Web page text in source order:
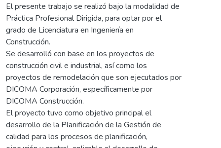
El presente trabajo se realizó bajo la modalidad de
Práctica Profesional Dirigida, para optar por el
grado de Licenciatura en Ingeniería en
Construcción.
Se desarrolló con base en los proyectos de
construcción civil e industrial, así como los
proyectos de remodelación que son ejecutados por
DICOMA Corporación, específicamente por
DICOMA Construcción.
El proyecto tuvo como objetivo principal el
desarrollo de la Planificación de la Gestión de
calidad para los procesos de planificación,